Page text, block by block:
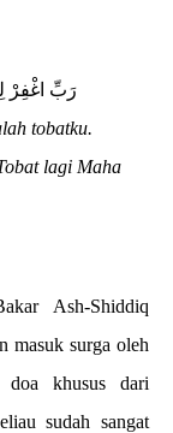
رَبِّ اغْفِرْ
tobatku.
lagi Maha
Ash-Shiddiq
masuk surga oleh